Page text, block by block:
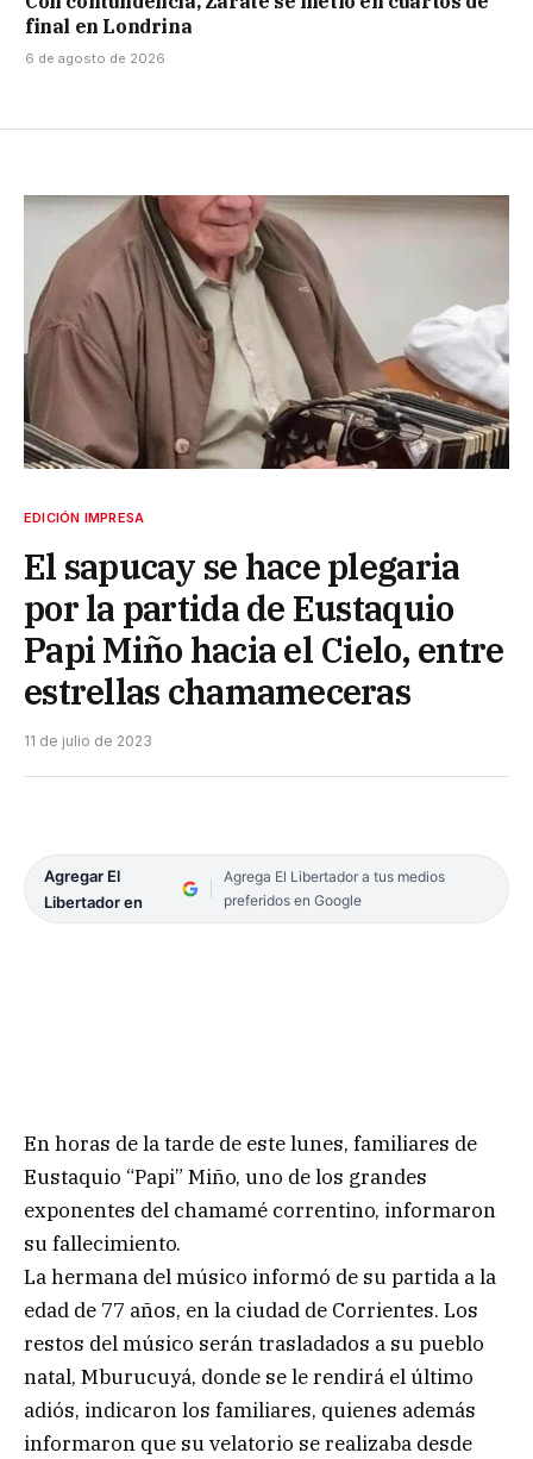
final en Londrina
6 de agosto de 2026
EDICIÓN IMPRESA
El sapucay se hace plegaria
por la partida de Eustaquio
Papi Miño hacia el Cielo, entre
estrellas chamameceras
11 de julio de 2023
Agregar El
Libertador en
Agrega El Libertador a tus medios
preferidos en Google
En horas de la tarde de este lunes, familiares de
Eustaquio “Papi” Miño, uno de los grandes
exponentes del chamamé correntino, informaron
su fallecimiento.
La hermana del músico informó de su partida a la
edad de 77 años, en la ciudad de Corrientes. Los
restos del músico serán trasladados a su pueblo
natal, Mburucuyá, donde se le rendirá el último
adiós, indicaron los familiares, quienes además
informaron que su velatorio se realizaba desde